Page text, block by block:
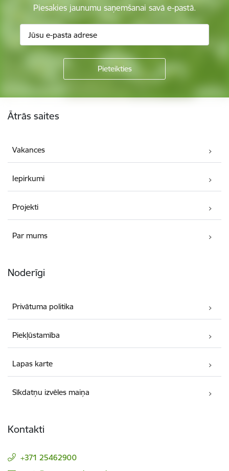
Piesakies jaunumu saņemšanai savā e-pastā.
Ātrās saites
Vakances
Iepirkumi
Projekti
Par mums
Noderīgi
Privātuma politika
Piekļūstamība
Lapas karte
Sīkdatņu izvēles maiņa
Kontakti
+371 25462900